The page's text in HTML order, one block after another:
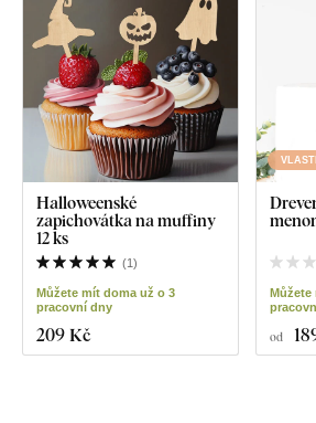
Halloweenské
zapichovátka na muffiny
12 ks
(1)
Můžete mít doma už o 3
pracovní dny
209 Kč
Můžete
od